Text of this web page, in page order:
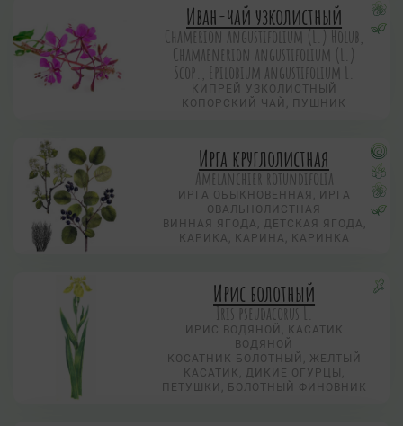
Иван-чай узколистный
Chamerion angustifolium (L.) Holub,
Chamaenerion angustifolium (L.)
Scop., Epilobium angustifolium L.
КИПРЕЙ УЗКОЛИСТНЫЙ
КОПОРСКИЙ ЧАЙ, ПУШНИК
Ирга круглолистная
Amelanchier rotundifolia
ИРГА ОБЫКНОВЕННАЯ, ИРГА
ОВАЛЬНОЛИСТНАЯ
ВИННАЯ ЯГОДА, ДЕТСКАЯ ЯГОДА,
КАРИКА, КАРИНА, КАРИНКА
Ирис болотный
Iris pseudacorus L.
ИРИС ВОДЯНОЙ, КАСАТИК
ВОДЯНОЙ
КОСАТНИК БОЛОТНЫЙ, ЖЕЛТЫЙ
КАСАТИК, ДИКИЕ ОГУРЦЫ,
ПЕТУШКИ, БОЛОТНЫЙ ФИНОВНИК